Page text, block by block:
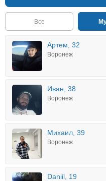
Все
Артем, 32
Воронеж
Иван, 38
Воронеж
Михаил, 39
Воронеж
Daniil, 19